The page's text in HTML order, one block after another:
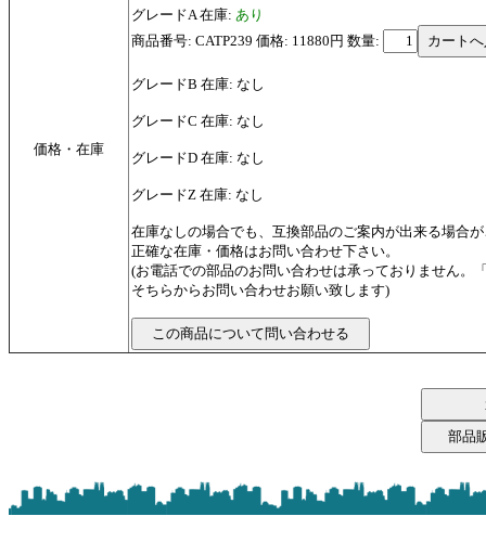
価格・在庫
グレードA 在庫: あり
商品番号: CATP239 価格: 11880円 数量:
グレードB 在庫: なし
グレードC 在庫: なし
グレードD 在庫: なし
グレードZ 在庫: なし
在庫なしの場合でも、互換部品のご案内が出来る場合
正確な在庫・価格はお問い合わせ下さい。
(お電話での部品のお問い合わせは承っておりません。
そちらからお問い合わせお願い致します)